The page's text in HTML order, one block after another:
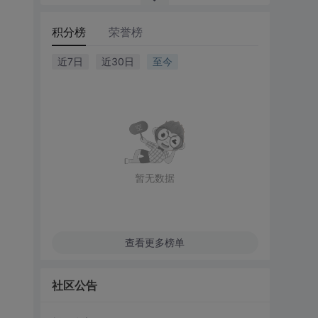
积分榜 荣誉榜
近7日 近30日 至今
暂无数据
查看更多榜单
社区公告